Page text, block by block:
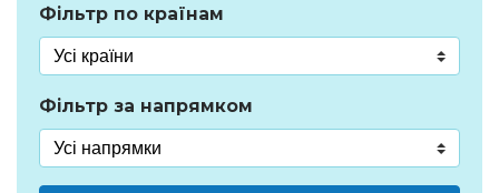
Фільтр по країнам
Фільтр за напрямком